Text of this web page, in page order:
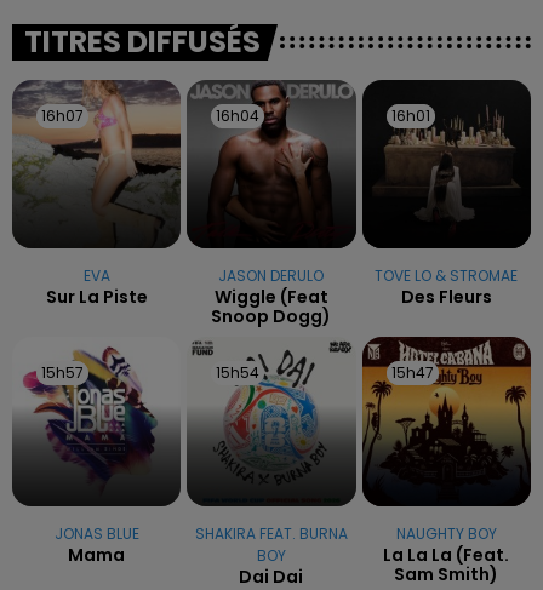
TITRES DIFFUSÉS
16h07
16h07
EVA
Sur La Piste
16h04
16h04
JASON DERULO
Wiggle (feat
Snoop Dogg)
16h01
16h01
TOVE LO & STROMAE
Des Fleurs
15h57
15h57
JONAS BLUE
Mama
15h54
15h54
SHAKIRA FEAT. BURNA
BOY
Dai Dai
15h47
15h47
NAUGHTY BOY
La La La (feat.
Sam Smith)